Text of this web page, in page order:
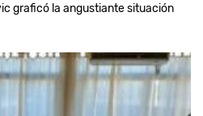
graficó la angustiante situación